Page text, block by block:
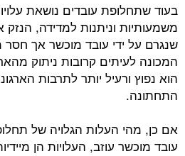
בעוד שתחלופת עובדים נושאת
משמעותיות וניתנות למדידה, הנזק
שנגרם על ידי עובד מוכשר אך חסר
המכונה לעיתים קרובות ניתוק
הוא נפוץ ורעיל יותר לתרבות
התחתונה.
אם כן, מהי העלות הגלויה של
עובד מוכשר עוזב, העלויות הן